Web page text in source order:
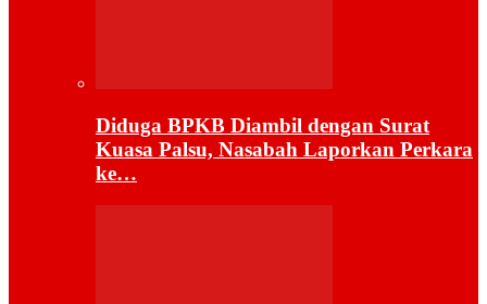
Diduga BPKB Diambil dengan Surat
Kuasa Palsu, Nasabah Laporkan Perkara
ke…